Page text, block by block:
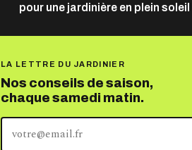
pour une jardinière en plein soleil
LA LETTRE DU JARDINIER
Nos conseils de saison,
chaque samedi matin.